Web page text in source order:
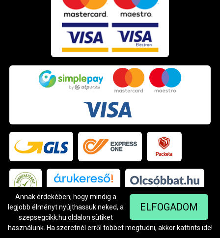
Árukereső.hu
ELFOGADOM
Annak érdekében, hogy mindig a
legjobb élményt nyújthassuk neked, a
szepsegcikk.hu oldalon sütiket
használunk. Ha szeretnél erről többet megtudni, akkor kattints ide!